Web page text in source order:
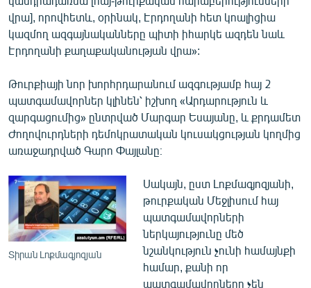
վրա], որովհետև, օրինակ, Էրդողանի հետ կոալիցիա
կազմող ազգայնականները պիտի իհարկե ազդեն նաև
Էրդողանի քաղաքականության վրա»:
Թուրքիայի նոր խորհրդարանում ազգությամբ հայ 2
պատգամավորներ կլինեն՝ իշխող «Արդարություն և
զարգացումից» ընտրված Մարգար Եսայանը, և քրդամետ
Ժողովուրդների դեմոկրատական կուսակցության կողմից
առաջադրված Գարո Փայլանը։
Տիրան Լոքմագյոզյան
Սակայն, ըստ Լոքմագյոզյանի,
թուրքական Մեջլիսում հայ
պատգամավորների
ներկայությունը մեծ
նշանկություն չունի համայնքի
համար, քանի որ
պատգամավորները չեն